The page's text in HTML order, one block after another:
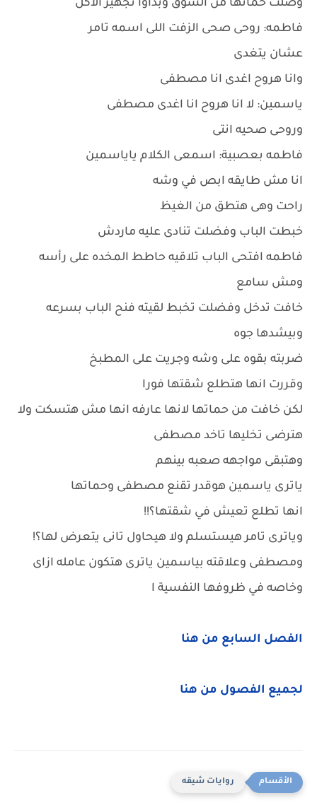
وصلت حماتها من السوق وبدأوا تجهيز الأكل
فاطمه: روحى صحى الزفت اللى اسمه تامر
عشان يتغدى
وانا هروح اغدى انا مصطفى
ياسمين: لا انا هروح انا اغدى مصطفى
وروحى صحيه انتى
فاطمه بعصبية: اسمعى الكلام ياياسمين
انا مش طايقه ابص في وشه
راحت وهى هتطق من الغيظ
خبطت الباب وفضلت تنادى عليه ماردش
فاطمه افتحى الباب تلاقيه حاطط المخده على رأسه
ومش سامع
خافت تدخل وفضلت تخبط لقيته فنح الباب بسرعه
وبيشدها جوه
ضربته بقوه على وشه وجريت على المطبخ
وقررت انها هتطلع شقتها فورا
لكن خافت من حماتها لانها عارفه انها مش هتسكت ولا
هترضى تخليها تاخد مصطفى
وهتبقى مواجهه صعبه بينهم
ياترى ياسمين هوقدر تقنع مصطفى وحماتها
انها تطلع تعيش في شقتها؟!!
وياترى تامر هيستسلم ولا هيحاول تانى يتعرض لها؟!
ومصطفى وعلاقته بياسمين ياترى هتكون عامله ازاى
وخاصه في ظروفها النفسية ا
الفصل السابع من هنا
لجميع الفصول من هنا
روايات شيقه